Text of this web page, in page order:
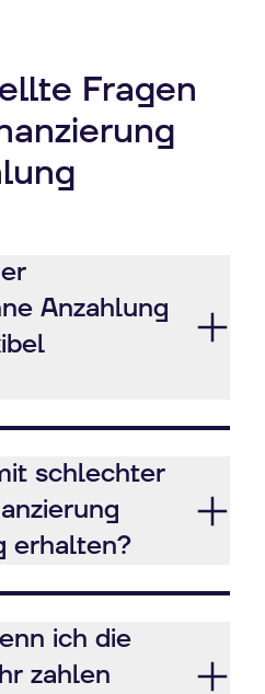
Fragen
Anzahlung
schlechter
erhalten?
ich die
zahlen